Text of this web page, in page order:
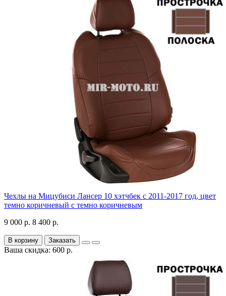
Чехлы на Мицубиси Лансер 10 хэтчбек с 2011-2017 год, цвет
темно коричневый с темно коричневым
9 000 р. 8 400 р.
В корзину Заказать
Ваша скидка: 600 р.